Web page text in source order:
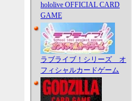
hololive OFFICIAL CARD
GAME
ラブライブ！シリーズ オ
フィシャルカードゲーム